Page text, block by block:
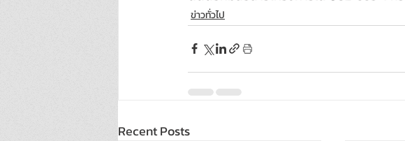
ข่าวทั่วไป
Recent Posts